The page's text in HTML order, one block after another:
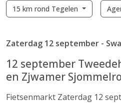
15 km rond Tegelen
Zaterdag 12 september -
12 september
en Zjwamer
Fietsenmarkt Zaterdag 12